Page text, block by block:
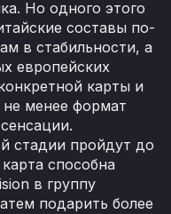
Но одного этого
составы по-
в стабильности, а
европейских
карты и
менее формат
стадии пройдут до
способна
в группу
подарить более